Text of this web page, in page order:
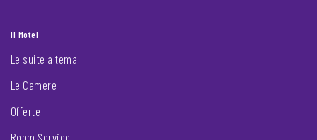
Il Motel
Le suite a tema
Le Camere
Offerte
Room Service